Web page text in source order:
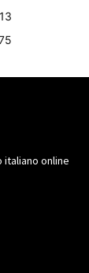
13
online